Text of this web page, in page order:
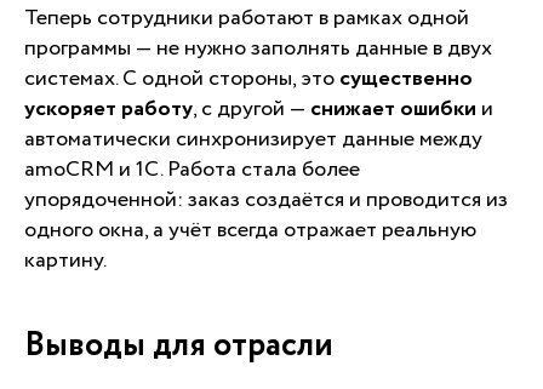
Теперь сотрудники работают в рамках одной
программы — не нужно заполнять данные в двух
системах. С одной стороны, этосущественно
ускоряет работу, с другой — снижает ошибки и
автоматически синхронизирует данные между
amoCRM и 1С. Работа стала более
упорядоченной: заказ создаётся и проводится из
одного окна, а учёт всегда отражает реальную
картину.
Выводы для отрасли